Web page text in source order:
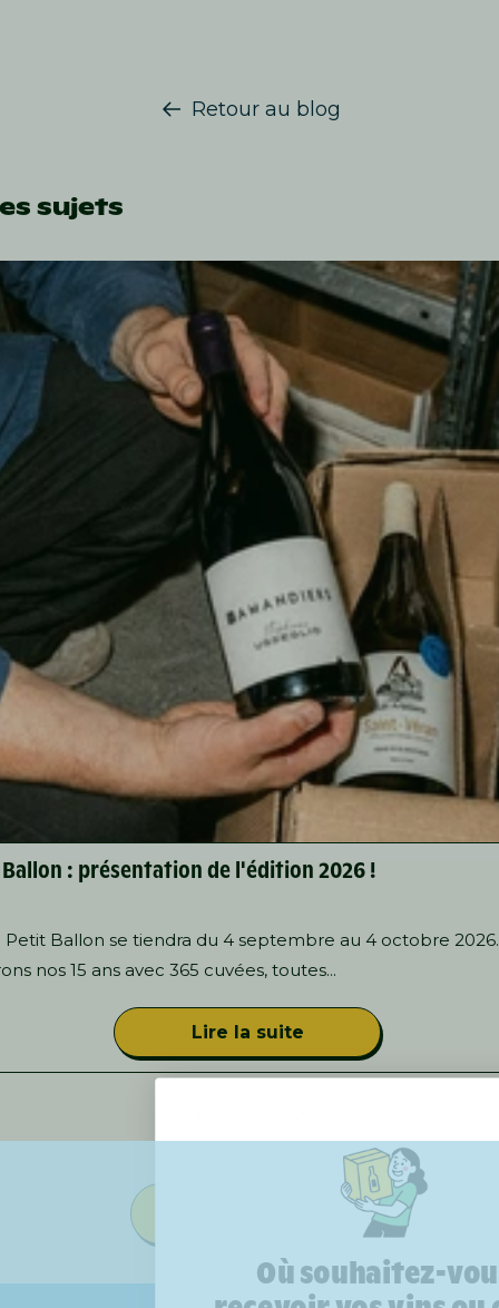
Retour au blog
sujets
: présentation de l'édition 2026 !
Petit Ballon se tiendra du 4 septembre au 4 octobre
nos 15 ans avec 365 cuvées, toutes...
Lire la suite
Où souhaitez-